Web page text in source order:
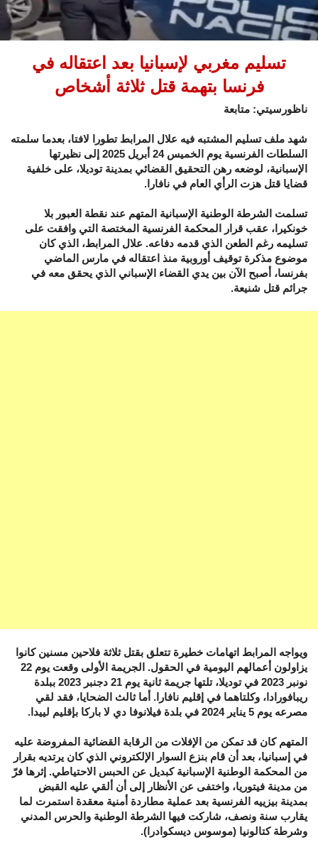
تسليم مغربي لإسبانيا بعد اعتقاله في
فرنسا بتهمة قتل ثلاثة أشخاص
ناظورسيتي: متابعة
شهد ملف تسليم المشتبه فيه علال المرابط تطورا لافتا، بعدما سلمته
السلطات الفرنسية يوم الخميس 24 أبريل 2025 إلى نظيرتها
الإسبانية، لوضعه رهن التحقيق القضائي بمدينة توديلا، على خلفية
قضايا قتل هزت الرأي العام في نافارا.
تسلمت الشرطة الوطنية الإسبانية المتهم عند نقطة العبور بلا
خونكيرا، عقب قرار المحكمة الفرنسية المختصة التي وافقت على
تسليمه رغم الطعن الذي قدمه دفاعه. علال المرابط، الذي كان
موضوع مذكرة توقيف أوروبية منذ اعتقاله في مارس الماضي
بفرنسا، أصبح الآن بين يدي القضاء الإسباني الذي يحقق معه في
جرائم قتل شنيعة.
ويواجه المرابط اتهامات خطيرة تتعلق بقتل ثلاثة فلاحين مسنين كانوا
يزاولون أعمالهم اليومية في الحقول. الجريمة الأولى وقعت يوم 22
نونبر 2023 في توديلا، تلتها جريمة ثانية يوم 21 دجنبر 2023 ببلدة
ريبافورادا، وكلتاهما في إقليم نافارا. أما ثالث الضحايا، فقد لقي
مصرعه يوم 5 يناير 2024 في بلدة فيلانوفا دي لا باركا بإقليم لييدا.
المتهم كان قد تمكن من الإفلات من الرقابة القضائية المفروضة عليه
في إسبانيا، بعد أن قام بنزع السوار الإلكتروني الذي كان يرتديه بقرار
من المحكمة الوطنية الإسبانية كبديل عن الحبس الاحتياطي. إثرها فرّ
من مدينة فيتوريا، واختفى عن الأنظار إلى أن ألقي عليه القبض
بمدينة بيزييه الفرنسية بعد عملية مطاردة أمنية معقدة استمرت لما
يقارب سنة ونصف، شاركت فيها الشرطة الوطنية والحرس المدني
وشرطة كتالونيا (موسوس ديسكوادرا).